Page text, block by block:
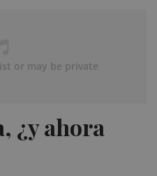
¿y ahora